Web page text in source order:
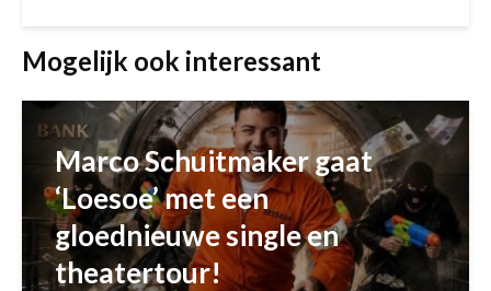
Mogelijk ook interessant
Marco Schuitmaker gaat
‘Loesoe’ met een
gloednieuwe single en
theatertour!